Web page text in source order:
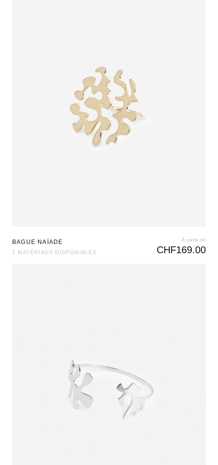
BAGUE NAÏADE
CHF169.00
À partir de
2 MATÉRIAUX DISPONIBLES